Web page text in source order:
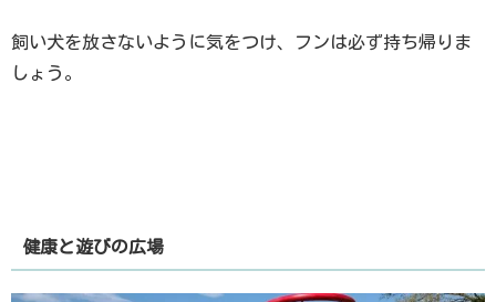
飼い犬を放さないように気をつけ、フンは必ず持ち帰りま
しょう。
健康と遊びの広場